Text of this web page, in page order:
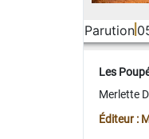
Parution
Les
Merlette
Éditeur :